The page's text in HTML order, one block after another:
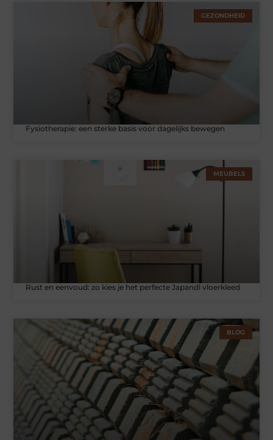
GEZONDHEID
Fysiotherapie: een sterke basis voor dagelijks bewegen
MEUBELS
Rust en eenvoud: zo kies je het perfecte Japandi vloerkleed
BLOG